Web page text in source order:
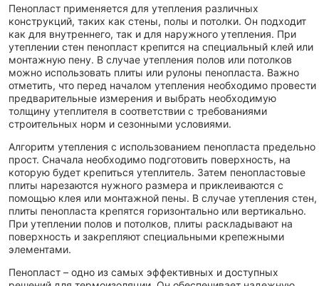
Пенопласт применяется для утепления различных
конструкций, таких как стены, полы и потолки. Он подходит
как для внутреннего, так и для наружного утепления. При
утеплении стен пенопласт крепится на специальный клей или
монтажную пену. В случае утепления полов или потолков
можно использовать плиты или рулоны пенопласта. Важно
отметить, что перед началом утепления необходимо провести
предварительные измерения и выбрать необходимую
толщину утеплителя в соответствии с требованиями
строительных норм и сезонными условиями.
Алгоритм утепления с использованием пенопласта предельно
прост. Сначала необходимо подготовить поверхность, на
которую будет крепиться утеплитель. Затем пенопластовые
плиты нарезаются нужного размера и приклеиваются с
помощью клея или монтажной пены. В случае утепления стен,
плиты пенопласта крепятся горизонтально или вертикально.
При утеплении полов и потолков, плиты раскладывают на
поверхность и закрепляют специальными крепежными
элементами.
Пенопласт – одно из самых эффективных и доступных